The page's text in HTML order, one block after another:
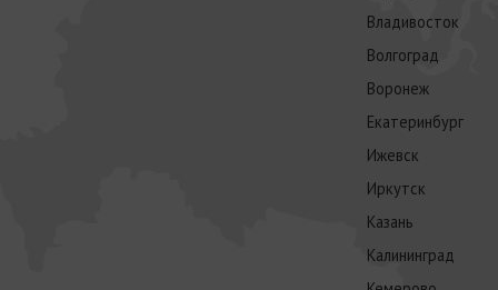
Владивосток
Волгоград
Воронеж
Екатеринбург
Ижевск
Иркутск
Казань
Калининград